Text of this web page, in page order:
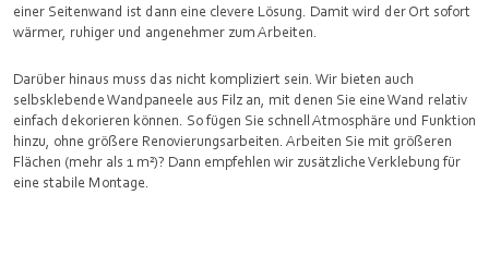
einer Seitenwand ist dann eine clevere Lösung. Damit wird der Ort sofort
wärmer, ruhiger und angenehmer zum Arbeiten.
Darüber hinaus muss das nicht kompliziert sein. Wir bieten auch
selbsklebende Wandpaneele aus Filz an, mit denen Sie eine Wand relativ
einfach dekorieren können. So fügen Sie schnell Atmosphäre und Funktion
hinzu, ohne größere Renovierungsarbeiten. Arbeiten Sie mit größeren
Flächen (mehr als 1 m²)? Dann empfehlen wir zusätzliche Verklebung für
eine stabile Montage.